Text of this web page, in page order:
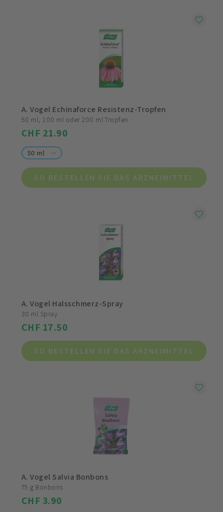
A. Vogel Echinaforce Resistenz-Tropfen
50 ml, 100 ml oder 200 ml Tropfen
CHF 21.90
50 ml
SO BESTELLEN SIE DAS ARZNEIMITTEL
A. Vogel Halsschmerz-Spray
30 ml Spray
CHF 17.50
SO BESTELLEN SIE DAS ARZNEIMITTEL
A. Vogel Salvia Bonbons
75 g Bonbons
CHF 3.90